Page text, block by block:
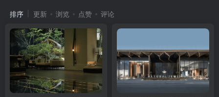
排序 更新 浏览 点赞 评论